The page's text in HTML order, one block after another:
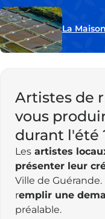
La
Artistes de
vous
durant l'été
Les artistes
présenter leur
Ville de
remplir une
préalable.